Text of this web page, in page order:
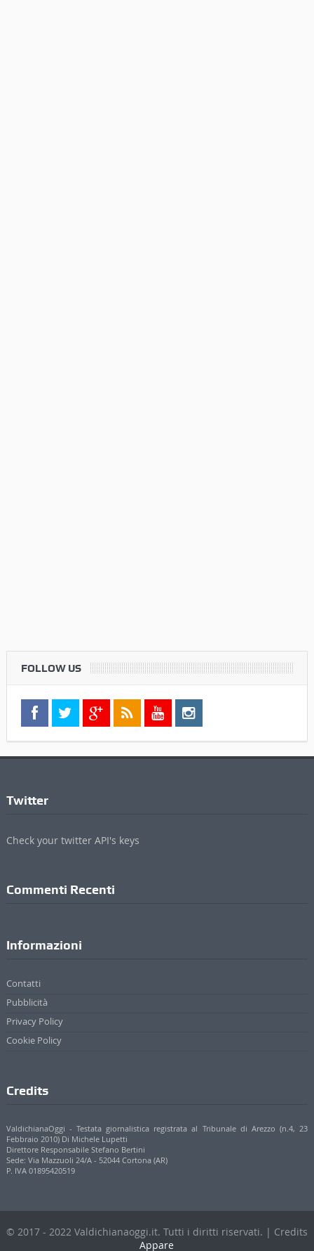
FOLLOW US
Twitter
Check your twitter API's keys
Commenti Recenti
Informazioni
Contatti
Pubblicità
Privacy Policy
Cookie Policy
Credits
ValdichianaOggi - Testata giornalistica registrata al Tribunale di Arezzo (n.4, 23
Febbraio 2010) Di Michele Lupetti
Direttore Responsabile Stefano Bertini
Sede: Via Mazzuoli 24/A - 52044 Cortona (AR)
P. IVA 01895420519
© 2017 - 2022 Valdichianaoggi.it. Tutti i diritti riservati. | Credits
Appare